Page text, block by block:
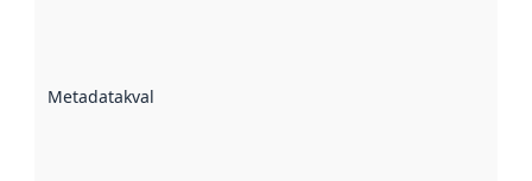
Metadatakvalitet